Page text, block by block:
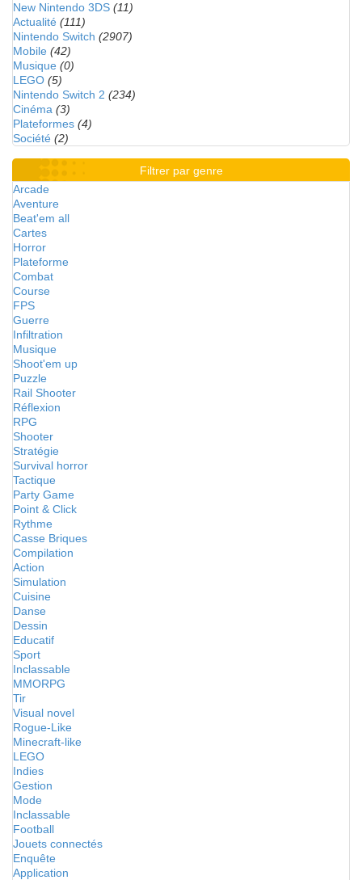
New Nintendo 3DS (11)
Actualité (111)
Nintendo Switch (2907)
Mobile (42)
Musique (0)
LEGO (5)
Nintendo Switch 2 (234)
Cinéma (3)
Plateformes (4)
Société (2)
Filtrer par genre
Arcade
Aventure
Beat'em all
Cartes
Horror
Plateforme
Combat
Course
FPS
Guerre
Infiltration
Musique
Shoot'em up
Puzzle
Rail Shooter
Réflexion
RPG
Shooter
Stratégie
Survival horror
Tactique
Party Game
Point & Click
Rythme
Casse Briques
Compilation
Action
Simulation
Cuisine
Danse
Dessin
Educatif
Sport
Inclassable
MMORPG
Tir
Visual novel
Rogue-Like
Minecraft-like
LEGO
Indies
Gestion
Mode
Inclassable
Football
Jouets connectés
Enquête
Application